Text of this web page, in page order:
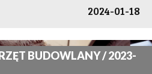
2024-01-18
BUDOWLANY / 2023-